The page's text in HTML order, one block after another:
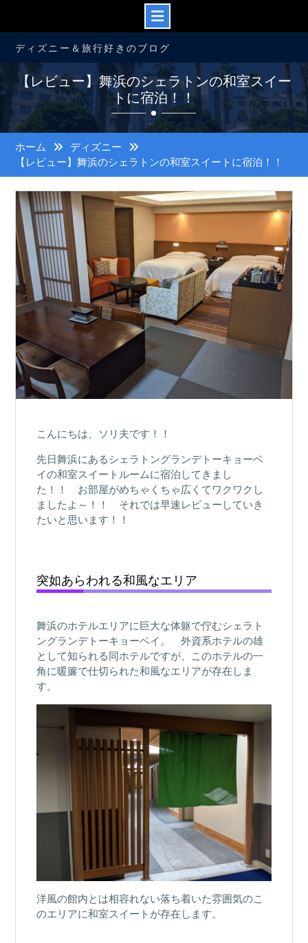
ン
ツ
プ
ディズニー＆旅行好きのブログ
【レビュー】舞浜のシェラトンの和室スイー
トに宿泊！！
ホーム
ディズニー
【レビュー】舞浜のシェラトンの和室スイートに宿泊！！
こんにちは、ソリ夫です！！
先日舞浜にあるシェラトングランデトーキョーベ
イの和室スイートルームに宿泊してきまし
た！！ お部屋がめちゃくちゃ広くてワクワクし
ましたよ～！！ それでは早速レビューしていき
たいと思います！！
突如あらわれる和風なエリア
舞浜のホテルエリアに巨大な体躯で佇むシェラト
ングランデトーキョーベイ。 外資系ホテルの雄
として知られる同ホテルですが、このホテルの一
角に暖簾で仕切られた和風なエリアが存在しま
す。
洋風の館内とは相容れない落ち着いた雰囲気のこ
のエリアに和室スイートが存在します。